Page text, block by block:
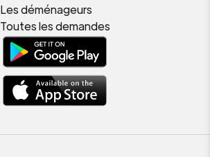
Les déménageurs
Toutes les demandes